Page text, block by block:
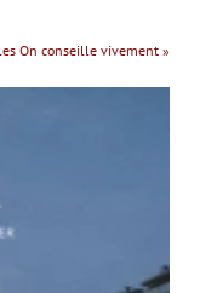
On conseille vivement »